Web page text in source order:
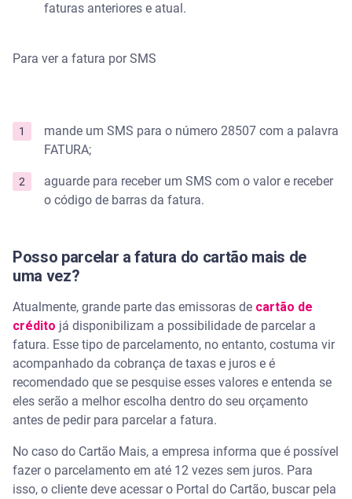
faturas anteriores e atual.
Para ver a fatura por SMS
mande um SMS para o número 28507 com a palavra
FATURA;
aguarde para receber um SMS com o valor e receber
o código de barras da fatura.
Posso parcelar a fatura do cartão mais de
uma vez?
Atualmente, grande parte das emissoras de cartão de
crédito já disponibilizam a possibilidade de parcelar a
fatura. Esse tipo de parcelamento, no entanto, costuma vir
acompanhado da cobrança de taxas e juros e é
recomendado que se pesquise esses valores e entenda se
eles serão a melhor escolha dentro do seu orçamento
antes de pedir para parcelar a fatura.
No caso do Cartão Mais, a empresa informa que é possível
fazer o parcelamento em até 12 vezes sem juros. Para
isso, o cliente deve acessar o Portal do Cartão, buscar pela